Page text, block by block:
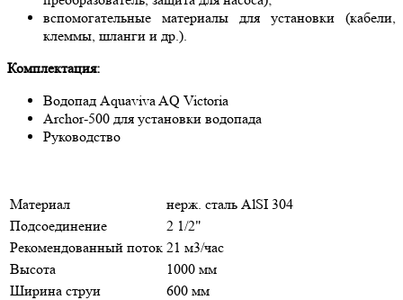
вспомогательные материалы для установки (кабели,
клеммы, шланги и др.).
Комплектация:
Водопад Aquaviva AQ Victoria
Archor-500 для установки водопада
Руководство
Материал
нерж. cталь AlSI 304
Подсоединение
2 1/2"
Рекомендованный поток 21 м3/час
Высота
1000 мм
Ширина струи
600 мм